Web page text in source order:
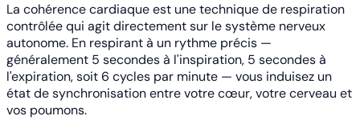
La cohérence cardiaque est une technique de respiration
contrôlée qui agit directement sur le système nerveux
autonome. En respirant à un rythme précis —
généralement 5 secondes à l'inspiration, 5 secondes à
l'expiration, soit 6 cycles par minute — vous induisez un
état de synchronisation entre votre cœur, votre cerveau et
vos poumons.